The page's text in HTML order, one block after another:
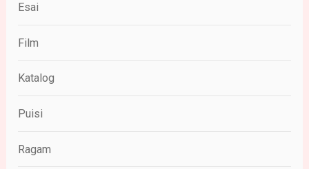
Esai
Film
Katalog
Puisi
Ragam